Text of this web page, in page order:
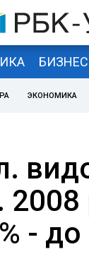
БИЗНЕС
ЭКОНОМИКА
2008
-